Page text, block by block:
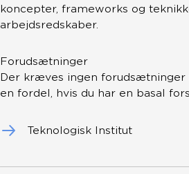
koncepter, frameworks og
arbejdsredskaber.
Forudsætninger
Der kræves ingen
en fordel, hvis du har en basal
Teknologisk Institut